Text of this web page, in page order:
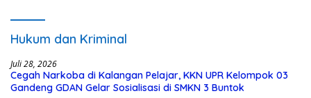
Hukum dan Kriminal
Juli 28, 2026
Cegah Narkoba di Kalangan Pelajar, KKN UPR Kelompok 03
Gandeng GDAN Gelar Sosialisasi di SMKN 3 Buntok